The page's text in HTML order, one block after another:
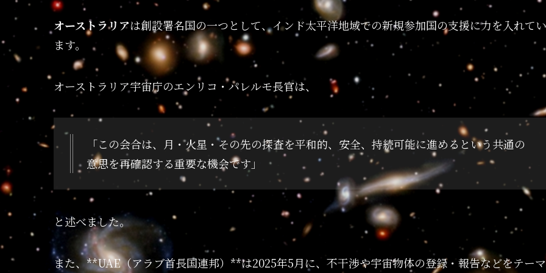
オーストラリアは創設署名国の一つとして、インド太平洋地域での新規参加国の支援に力を入れてい
ます。
オーストラリア宇宙庁のエンリコ・パレルモ長官は、
「この会合は、月・火星・その先の探査を平和的、安全、持続可能に進めるという共通の
意思を再確認する重要な機会です」
と述べました。
また、**UAE（アラブ首長国連邦）**は2025年5月に、不干渉や宇宙物体の登録・報告などをテーマ